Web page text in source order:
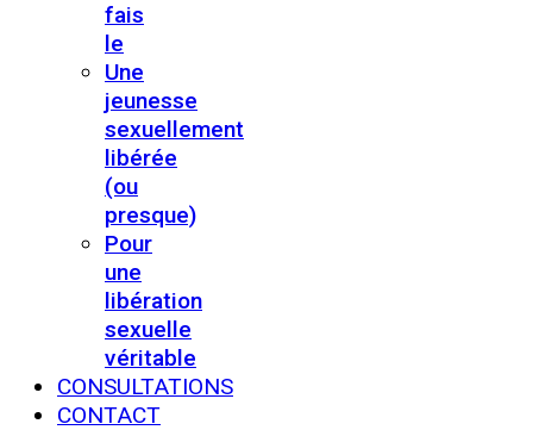
fais
le
Une
jeunesse
sexuellement
libérée
(ou
presque)
Pour
une
libération
sexuelle
véritable
CONSULTATIONS
CONTACT